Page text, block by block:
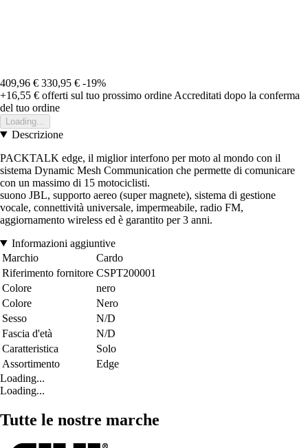
409,96 € 330,95 € -19%
+16,55 € offerti sul tuo prossimo ordine Accreditati dopo la conferma
del tuo ordine
Loading...
Descrizione
PACKTALK edge, il miglior interfono per moto al mondo con il
sistema Dynamic Mesh Communication che permette di comunicare
con un massimo di 15 motociclisti.
suono JBL, supporto aereo (super magnete), sistema di gestione
vocale, connettività universale, impermeabile, radio FM,
aggiornamento wireless ed è garantito per 3 anni.
Informazioni aggiuntive
Marchio
Cardo
Riferimento fornitore CSPT200001
Colore
nero
Colore
Nero
Sesso
N/D
Fascia d'età
N/D
Caratteristica
Solo
Assortimento
Edge
Loading...
Loading...
Tutte le nostre marche